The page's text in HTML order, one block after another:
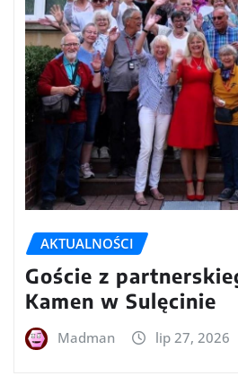
AKTUALNOŚCI
Goście z
Kamen w Sulęcinie
Madman lip 27, 2026